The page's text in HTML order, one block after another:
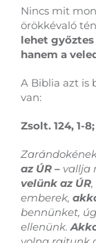
Nincs mit
örökkévaló
lehet
hanem a
A Biblia azt is
van:
Zsolt. 124, 1-8;
az ÚR – vallja
velünk az ÚR
emberek,
bennünket,
ellenünk.